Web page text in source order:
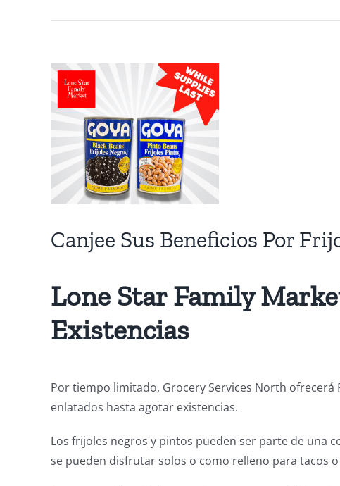
View
Larger
Image
Canjee Sus Beneficios Por
Lone Star Family
Existencias
Por tiempo limitado, Grocery Services North ofrecerá
enlatados hasta agotar existencias.
Los frijoles negros y pintos pueden ser parte de una
se pueden disfrutar solos o como relleno para tacos